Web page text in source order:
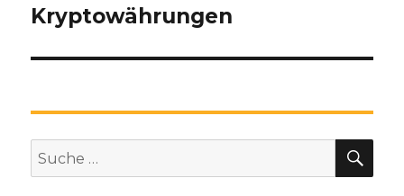
Kryptowährungen
Suche
nach: